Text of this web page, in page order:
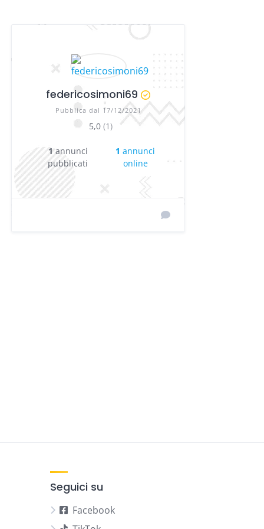
federicosimoni69
Pubblica dal 17/12/2021
5,0 (1)
1 annunci
pubblicati
1 annunci
online
Seguici su
Facebook